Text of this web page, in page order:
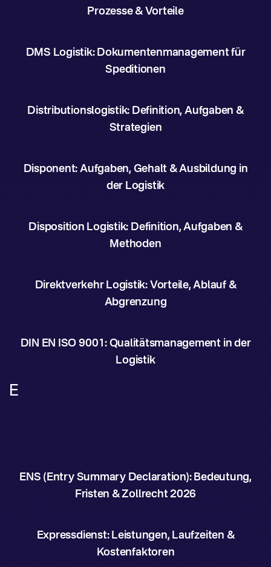
Prozesse & Vorteile
DMS Logistik: Dokumentenmanagement für
Speditionen
Distributionslogistik: Definition, Aufgaben &
Strategien
Disponent: Aufgaben, Gehalt & Ausbildung in
der Logistik
Disposition Logistik: Definition, Aufgaben &
Methoden
Direktverkehr Logistik: Vorteile, Ablauf &
Abgrenzung
DIN EN ISO 9001: Qualitätsmanagement in der
Logistik
E
ENS (Entry Summary Declaration): Bedeutung,
Fristen & Zollrecht 2026
Expressdienst: Leistungen, Laufzeiten &
Kostenfaktoren